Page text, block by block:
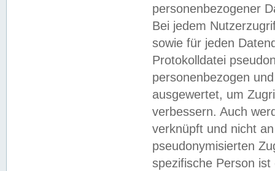
personenbezogener
Bei jedem
sowie für jeden
Protokolldatei
personenbezogen
ausgewertet, um
verbessern. Auch
verknüpft und nicht
pseudonymisierten
spezifische Person